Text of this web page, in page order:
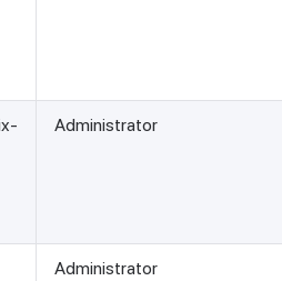
Administrator
Administrator